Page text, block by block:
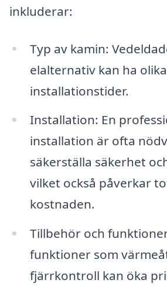
inkluderar:
Typ av kamin:
elalternativ kan ha
installationstider.
Installation: En
installation är ofta
säkerställa säkerhet
vilket också påverkar
kostnaden.
Tillbehör och
funktioner som
fjärrkontroll kan öka